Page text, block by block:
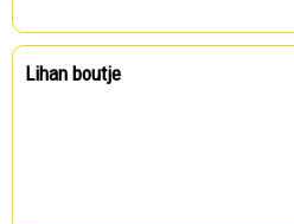
Lihan boutje